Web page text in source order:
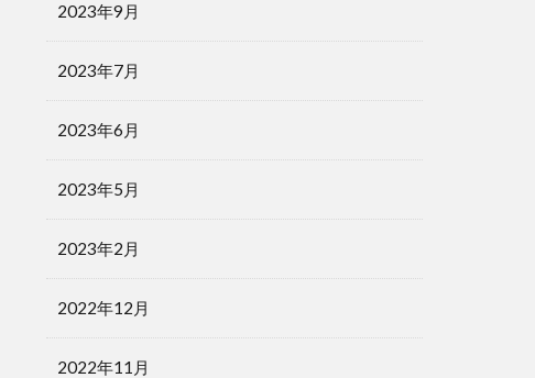
2023年9月
2023年7月
2023年6月
2023年5月
2023年2月
2022年12月
2022年11月